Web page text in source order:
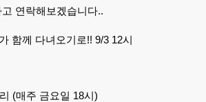
연락해보겠습니다..
함께 다녀오기로!! 9/3 12시
(매주 금요일 18시)